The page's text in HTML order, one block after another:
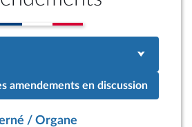
amendements en discussion
/ Organe